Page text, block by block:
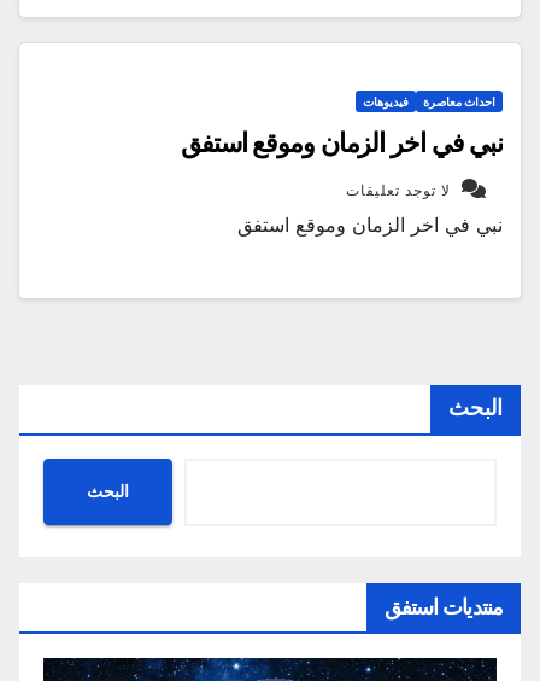
احداث معاصرة فيديوهات
نبي في اخر الزمان وموقع استفق
لا توجد تعليقات
نبي في اخر الزمان وموقع استفق
البحث
البحث
منتديات استفق